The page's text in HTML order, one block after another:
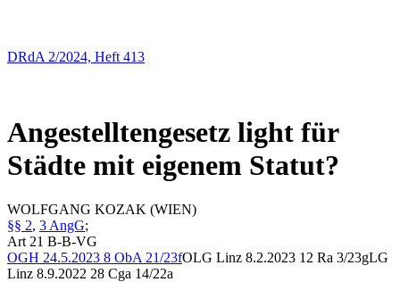
DRdA 2/2024, Heft 413
Angestelltengesetz light für
Städte mit eigenem Statut?
WOLFGANG KOZAK (WIEN)
§§ 2, 3 AngG;
Art 21 B-B-VG
OGH 24.5.2023 8 ObA 21/23fOLG Linz 8.2.2023 12 Ra 3/23gLG
Linz 8.9.2022 28 Cga 14/22a